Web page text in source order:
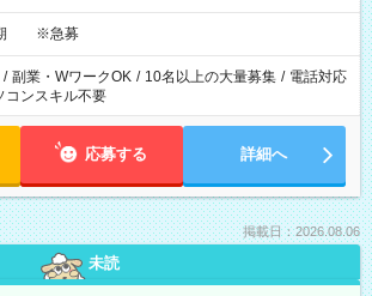
期 ※急募
/ 副業・WワークOK / 10名以上の大量募集 / 電話対応
コンスキル不要
応募する 詳細へ
掲載日：2026.08.06
未読